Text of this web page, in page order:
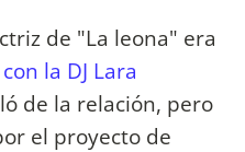
de "La leona" era
la DJ Lara
de la relación, pero
el proyecto de